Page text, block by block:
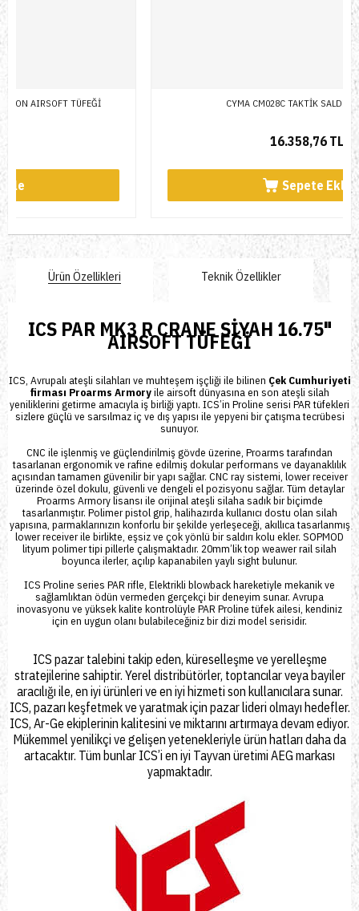
CYMA CM028C TAKTİK SALDIRI TÜFEĞİ
Ürün Özellikleri Teknik Özellikler
ICS PAR MK3 R CRANE SİYAH 16.75"
AIRSOFT TÜFEĞİ
ICS, Avrupalı ateşli silahları ve muhteşem işçliği ile bilinen Çek Cumhuriyeti
firması Proarms Armoryile airsoft dünyasına en son ateşli silah
yeniliklerini getirme amacıyla iş birliği yaptı. ICS’in Proline serisi PARtüfekleri
sizlere güçlü ve sarsılmaz iç ve dış yapısı ile yepyeni bir çatışma tecrübesi
sunuyor.
CNC ile işlenmiş ve güçlendirilmiş gövde üzerine, Proarms tarafından
tasarlanan ergonomik ve rafine edilmiş dokular performans ve dayanaklılık
açısından tamamen güvenilir bir yapı sağlar. CNC ray sistemi, lower receiver
üzerinde özel dokulu, güvenli ve dengeli el pozisyonu sağlar. Tüm detaylar
Proarms Armory lisansı ile orijinal ateşli silaha sadık bir biçimde
tasarlanmıştır. Polimer pistol grip, halihazırda kullanıcı dostu olan silah
yapısına, parmaklarınızın konforlu bir şekilde yerleşeceği, akıllıca tasarlanmış
lower receiver ile birlikte, eşsiz ve çok yönlü bir saldırı kolu ekler. SOPMOD
lityum polimer tipi pillerle çalışmaktadır. 20mm’lik top weawer rail silah
boyunca ilerler, açılıp kapanabilen yaylı sight bulunur.
ICS Proline series PAR rifle, Elektrikli blowback hareketiyle mekanik ve
sağlamlıktan ödün vermeden gerçekçi bir deneyim sunar. Avrupa
inovasyonu ve yüksek kalite kontrolüyle PAR Proline tüfek ailesi, kendiniz
için en uygun olanı bulabileceğiniz bir dizi model serisidir.
ICS pazar talebini takip eden, küreselleşme ve yerelleşme
stratejilerine sahiptir. Yerel distribütörler, toptancılar veya bayiler
aracılığı ile, en iyi ürünleri ve en iyi hizmeti son kullanıcılara sunar.
ICS, pazarı keşfetmek ve yaratmak için pazar lideri olmayı hedefler.
ICS, Ar-Ge ekiplerinin kalitesini ve miktarını artırmaya devam ediyor.
Mükemmel yenilikçi ve gelişen yetenekleriyle ürün hatları daha da
artacaktır. Tüm bunlar ICS’i en iyi Tayvan üretimi AEG markası
yapmaktadır.